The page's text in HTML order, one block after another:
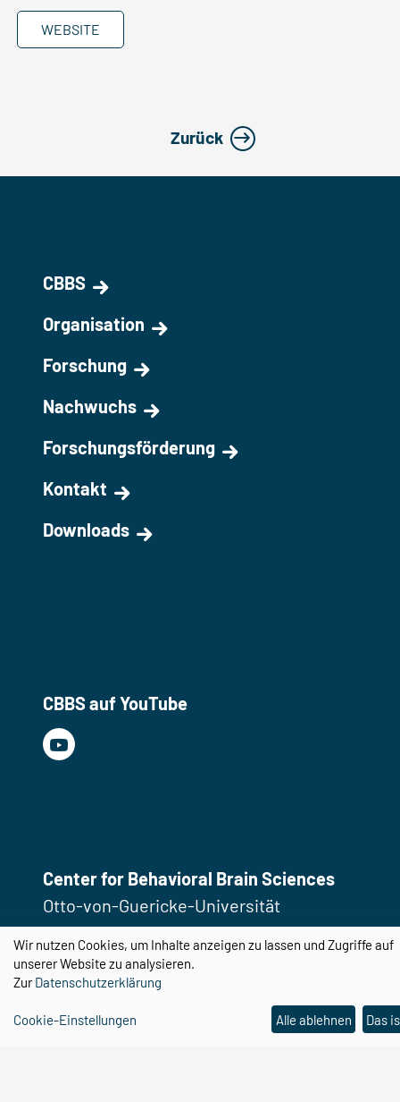
WEBSITE
Zurück
CBBS
Organisation
Forschung
Nachwuchs
Forschungsförderung
Kontakt
Downloads
CBBS auf YouTube
Center for Behavioral Brain Sciences
Otto-von-Guericke-Universität
Magdeburg
Universitätsplatz 2
39106 Magdeburg
cbbs@ovgu.de
Wir nutzen Cookies, um Inhalte anzeigen zu lassen und Zugriffe auf
unserer Website zu analysieren.
ZurDatenschutzerklärung
Cookie-Einstellungen Alle ablehnen Das